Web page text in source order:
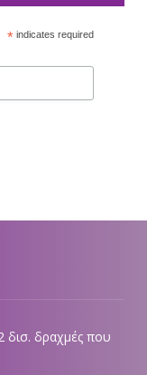
*indicates required
δισ. δραχμές που